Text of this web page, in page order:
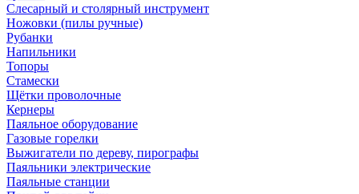
Слесарный и столярный инструмент
Ножовки (пилы ручные)
Рубанки
Напильники
Топоры
Стамески
Щётки проволочные
Кернеры
Паяльное оборудование
Газовые горелки
Выжигатели по дереву, пирографы
Паяльники электрические
Паяльные станции